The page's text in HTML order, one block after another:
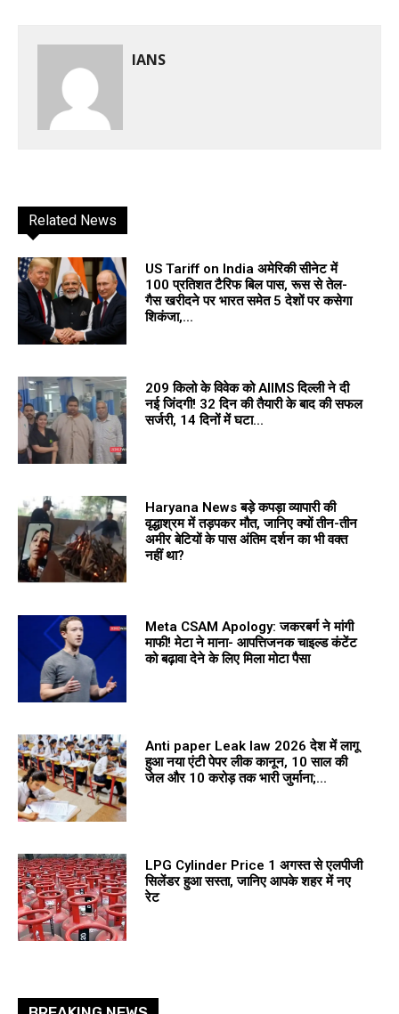
IANS
Related News
US Tariff on India अमेरिकी सीनेट में
100 प्रतिशत टैरिफ बिल पास, रूस से तेल-
गैस खरीदने पर भारत समेत 5 देशों पर कसेगा
शिकंजा,...
209 किलो के विवेक को AIIMS दिल्ली ने दी
नई जिंदगी! 32 दिन की तैयारी के बाद की सफल
सर्जरी, 14 दिनों में घटा...
Haryana News बड़े कपड़ा व्यापारी की
वृद्धाश्रम में तड़पकर मौत, जानिए क्यों तीन-तीन
अमीर बेटियों के पास अंतिम दर्शन का भी वक्त
नहीं था?
Meta CSAM Apology: जकरबर्ग ने मांगी
माफी! मेटा ने माना- आपत्तिजनक चाइल्ड कंटेंट
को बढ़ावा देने के लिए मिला मोटा पैसा
Anti paper Leak law 2026 देश में लागू
हुआ नया एंटी पेपर लीक कानून, 10 साल की
जेल और 10 करोड़ तक भारी जुर्माना;...
LPG Cylinder Price 1 अगस्त से एलपीजी
सिलेंडर हुआ सस्ता, जानिए आपके शहर में नए
रेट